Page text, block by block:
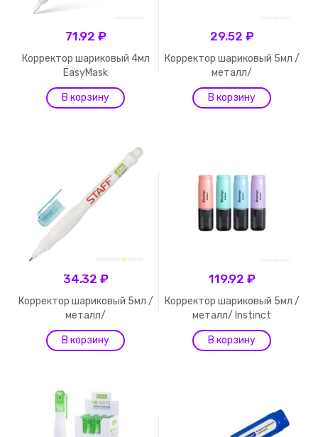
71.92 ₽
Корректор шариковый 4мл
EasyMask
29.52 ₽
Корректор шариковый 5мл /
металл/
34.32 ₽
Корректор шариковый 5мл /
металл/
119.92 ₽
Корректор шариковый 5мл /
металл/ Instinct